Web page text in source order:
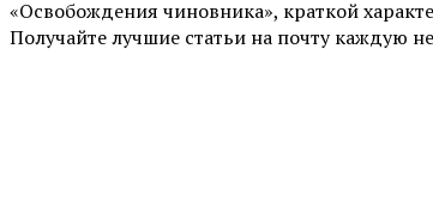
«Освобождения чиновника», краткой
Получайте лучшие статьи на почту каждую